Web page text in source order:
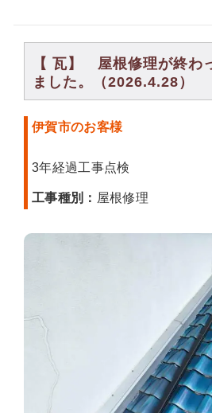
【 瓦】 屋根修理が終わ
ました。（2026.4.28）
伊賀市のお客様
3年経過工事点検
工事種別： 屋根修理